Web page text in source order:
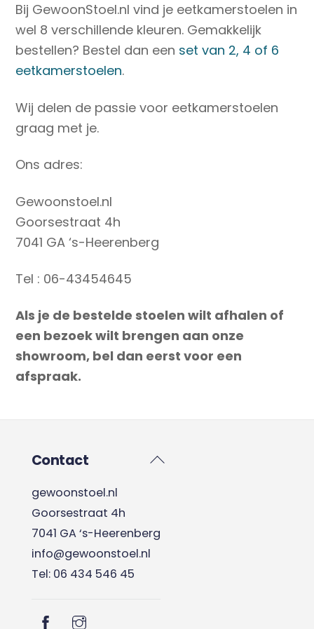
Bij GewoonStoel.nl vind je eetkamerstoelen in
wel 8 verschillende kleuren. Gemakkelijk
bestellen? Bestel dan een set van 2, 4 of 6
eetkamerstoelen.
Wij delen de passie voor eetkamerstoelen
graag met je.
Ons adres:
Gewoonstoel.nl
Goorsestraat 4h
7041 GA ‘s-Heerenberg
Tel : 06-43454645
Als je de bestelde stoelen wilt afhalen of
een bezoek wilt brengen aan onze
showroom, bel dan eerst voor een
afspraak.
Back
Contact
gewoonstoel.nl
Goorsestraat 4h
7041 GA ‘s-Heerenberg
info@gewoonstoel.nl
Tel: 06 434 546 45